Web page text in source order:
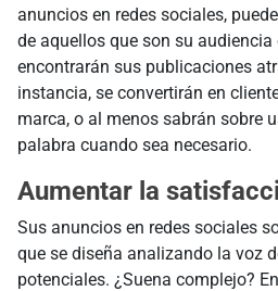
anuncios en redes sociales,
de aquellos que son su
encontrarán sus publicaciones
instancia, se convertirán en
marca, o al menos sabrán sobre
palabra cuando sea necesario.
Aumentar la
Sus anuncios en redes sociales
que se diseña analizando la voz
potenciales. ¿Suena complejo?